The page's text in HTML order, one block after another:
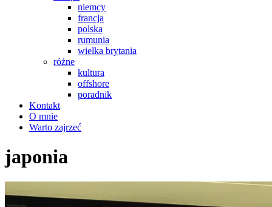
niemcy
francja
polska
rumunia
wielka brytania
różne
kultura
offshore
poradnik
Kontakt
O mnie
Warto zajrzeć
japonia